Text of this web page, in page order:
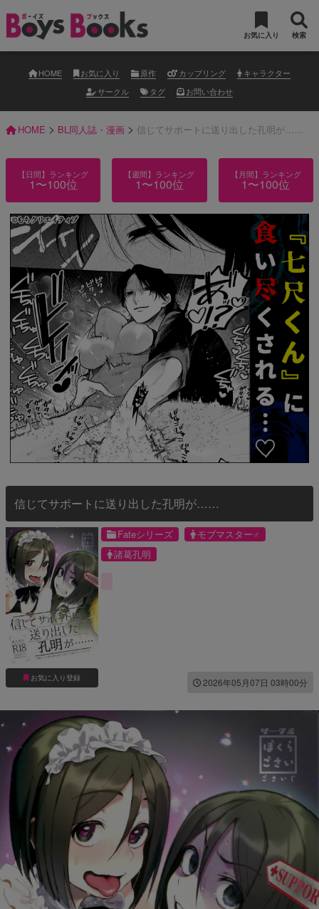
お気に入り 検索
HOME お気に入り 原作 カップリング
キャラクター
サークル
タグ お問い合わせ
HOME > BL同人誌・漫画 > 信じてサポートに送り出した孔明が……
【日間】ランキング
1〜100位
【週間】ランキング
1〜100位
【月間】ランキング
1〜100位
信じてサポートに送り出した孔明が……
お気に入り登録
Fateシリーズ
モブマスター♂
諸葛孔明
2026年05月07日 03時00分